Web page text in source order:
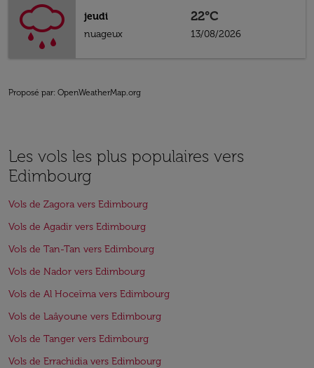
jeudi
nuageux
22°C
13/08/2026
Proposé par: OpenWeatherMap.org
Les vols les plus populaires vers
Edimbourg
Vols de Zagora vers Edimbourg
Vols de Agadir vers Edimbourg
Vols de Tan-Tan vers Edimbourg
Vols de Nador vers Edimbourg
Vols de Al Hoceïma vers Edimbourg
Vols de Laâyoune vers Edimbourg
Vols de Tanger vers Edimbourg
Vols de Errachidia vers Edimbourg